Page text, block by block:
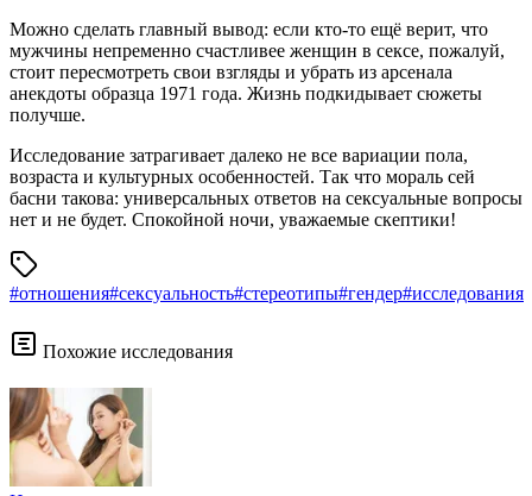
Можно сделать главный вывод: если кто-то ещё верит, что
мужчины непременно счастливее женщин в сексе, пожалуй,
стоит пересмотреть свои взгляды и убрать из арсенала
анекдоты образца 1971 года. Жизнь подкидывает сюжеты
получше.
Исследование затрагивает далеко не все вариации пола,
возраста и культурных особенностей. Так что мораль сей
басни такова: универсальных ответов на сексуальные вопросы
нет и не будет. Спокойной ночи, уважаемые скептики!
#отношения#сексуальность#стереотипы#гендер#исследования
Похожие исследования